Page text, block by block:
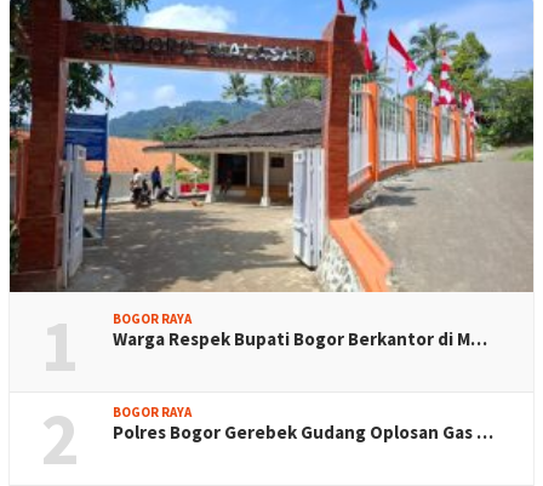
1 BOGOR RAYA
Warga Respek Bupati Bogor Berkantor di M…
2 BOGOR RAYA
Polres Bogor Gerebek Gudang Oplosan Gas …